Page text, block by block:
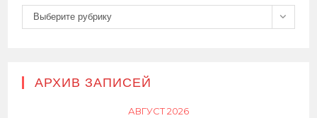
Рубрики
Выберите рубрику
АРХИВ ЗАПИСЕЙ
АВГУСТ 2026